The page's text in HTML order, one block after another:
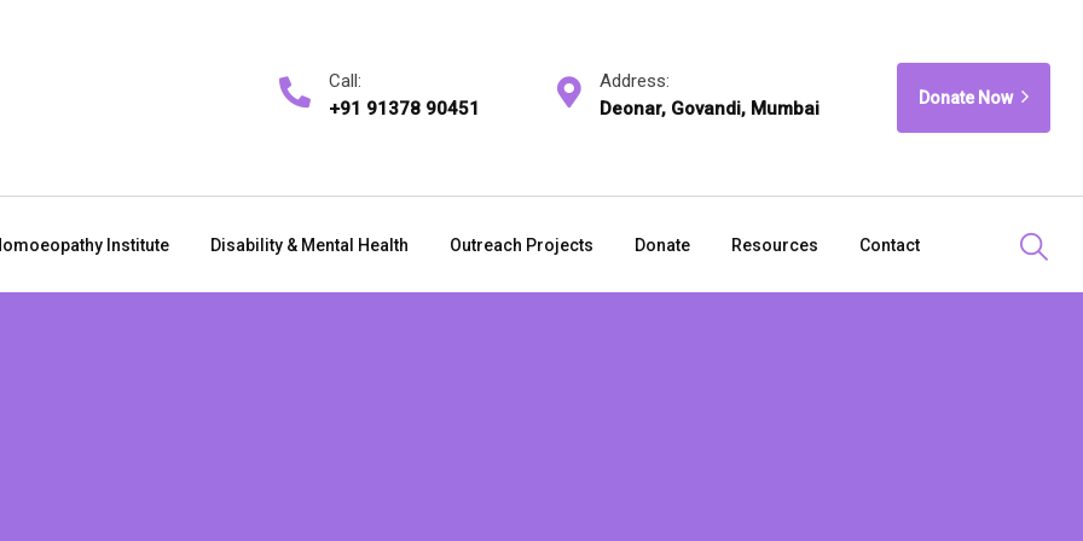
Call:
+91 91378 90451
Address:
Deonar, Govandi, Mumbai
Donate Now
Institute Disability & Mental Health Outreach Projects Donate Resources Contact